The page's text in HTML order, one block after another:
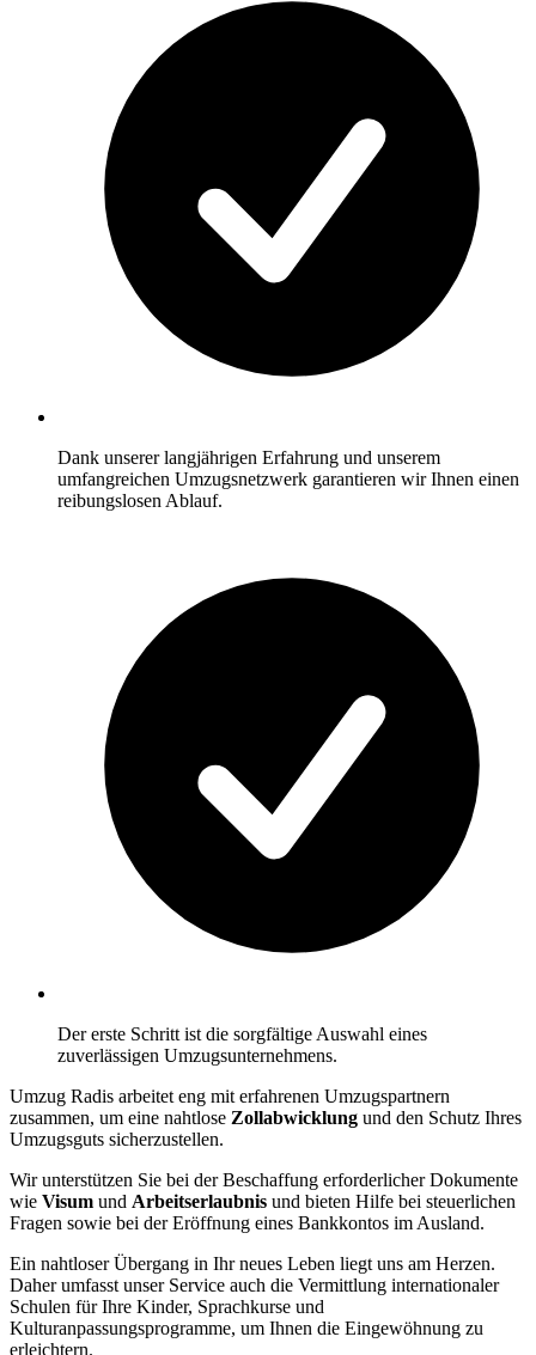
Dank unserer langjährigen Erfahrung und unserem
umfangreichen Umzugsnetzwerk garantieren wir Ihnen einen
reibungslosen Ablauf.
Der erste Schritt ist die sorgfältige Auswahl eines
zuverlässigen Umzugsunternehmens.
Umzug Radis arbeitet eng mit erfahrenen Umzugspartnern
zusammen, um eine nahtlose Zollabwicklung und den Schutz Ihres
Umzugsguts sicherzustellen.
Wir unterstützen Sie bei der Beschaffung erforderlicher Dokumente
wie Visum und Arbeitserlaubnis und bieten Hilfe bei steuerlichen
Fragen sowie bei der Eröffnung eines Bankkontos im Ausland.
Ein nahtloser Übergang in Ihr neues Leben liegt uns am Herzen.
Daher umfasst unser Service auch die Vermittlung internationaler
Schulen für Ihre Kinder, Sprachkurse und
Kulturanpassungsprogramme, um Ihnen die Eingewöhnung zu
erleichtern.